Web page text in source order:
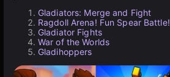
Gladiators: Merge and Fight
Ragdoll Arena! Fun Spear Battle!
Gladiator Fights
War of the Worlds
Gladihoppers